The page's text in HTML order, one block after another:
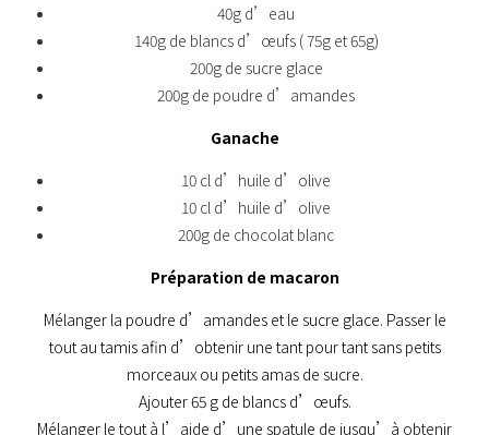
40g d’eau
140g de blancs d’œufs ( 75g et 65g)
200g de sucre glace
200g de poudre d’amandes
Ganache
10 cl d’huile d’olive
10 cl d’huile d’olive
200g de chocolat blanc
Préparation de macaron
Mélanger la poudre d’amandes et le sucre glace. Passer le
tout au tamis afin d’obtenir une tant pour tant sans petits
morceaux ou petits amas de sucre.
Ajouter 65 g de blancs d’œufs.
Mélanger le tout à l’aide d’une spatule de jusqu’à obtenir